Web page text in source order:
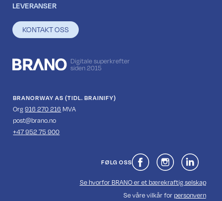
LEVERANSER
KONTAKT OSS
Digitale superkrefter
siden 2015
BRANORWAY AS (TIDL. BRAINIFY)
Org916 270 216 MVA
‍post@brano.no
+47 952 75 900
FØLG OSS
Se hvorfor BRANO er et bærekraftig selskap
Se våre vilkår for personvern